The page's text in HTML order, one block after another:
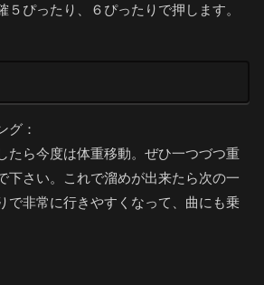
５ぴったり、６ぴったりで押します。
グ：
たら今度は体重移動。ぜひ一つづつ重
下さい。これで溜めが出来たら次の一
で非常に行きやすくなって、曲にも乗